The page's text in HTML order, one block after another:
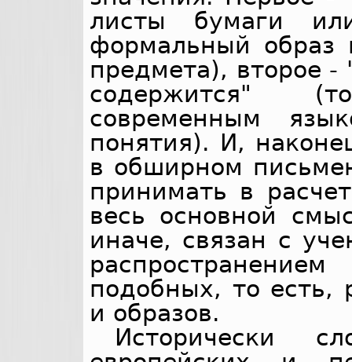
листы бумаги
формальный образ
предмета), второе -
содержится"
современным
понятия). И,
в обширном
принимать в
весь основной
иначе, связан с
подобных, то есть,
и образов.
Исторически